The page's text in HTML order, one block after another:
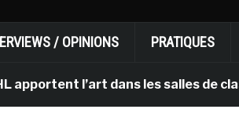
/ OPINIONS PRATIQUES
l’art dans les salles de classe